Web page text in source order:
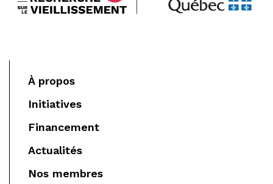
À propos
Initiatives
Financement
Actualités
Nos membres